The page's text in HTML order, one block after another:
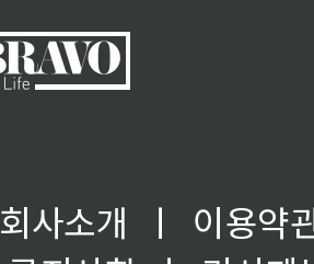
회사소개 ㅣ
이용약